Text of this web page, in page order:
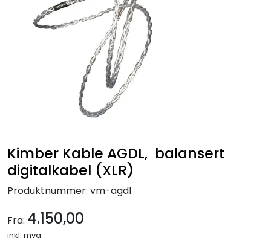
Kimber Kable AGDL, balansert
digitalkabel (XLR)
Produktnummer: vm-agdl
Fra: 4.150,00
inkl. mva.
Kabler